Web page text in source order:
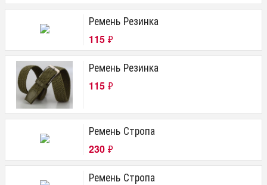
Ремень Резинка
115 ₽
Ремень Резинка
115 ₽
Ремень Стропа
230 ₽
Ремень Стропа